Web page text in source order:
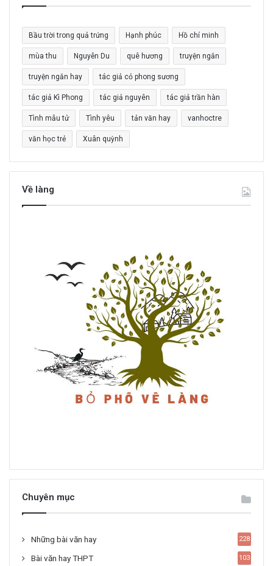
h
o
:
Bầu trời trong quả trứng Hạnh phúc Hồ chí minh
mùa thu Nguyễn Du quê hương truyện ngắn
truyện ngắn hay tác giả cỏ phong sương
tác giả Kì Phong tác giả nguyên tác giả trần hàn
Tình mẫu tử Tình yêu tản văn hay vanhoctre
văn học trẻ Xuân quỳnh
Về làng
Chuyên mục
Những bài văn hay 228
Bài văn hay THPT 103